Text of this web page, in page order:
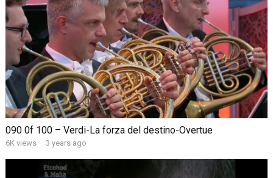
090 0f 100 – Verdi-La forza del destino-Overtue
6K views · 3 years ago